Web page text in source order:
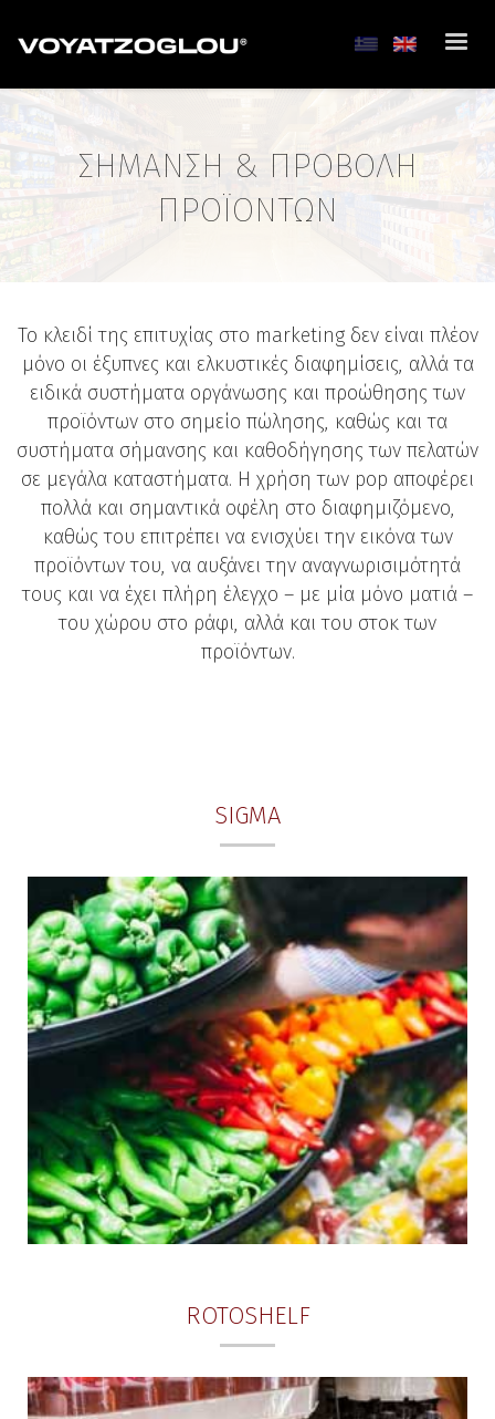
ΣΗΜΑΝΣΗ & ΠΡΟΒΟΛΗ
ΠΡΟΪΟΝΤΩΝ
Το κλειδί της επιτυχίας στo marketing δεν είναι πλέον
μόνο οι έξυπνες και ελκυστικές διαφημίσεις, αλλά τα
ειδικά συστήματα οργάνωσης και προώθησης των
προϊόντων στο σημείο πώλησης, καθώς και τα
συστήματα σήμανσης και καθοδήγησης των πελατών
σε μεγάλα καταστήματα. Η χρήση των pop αποφέρει
πολλά και σημαντικά οφέλη στο διαφημιζόμενο,
καθώς του επιτρέπει να ενισχύει την εικόνα των
προϊόντων του, να αυξάνει την αναγνωρισιμότητά
τους και να έχει πλήρη έλεγχο – με μία μόνο ματιά –
του χώρου στο ράφι, αλλά και του στοκ των
προϊόντων.
SIGMA
ROTOSHELF